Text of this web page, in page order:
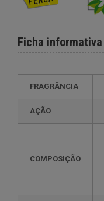
Ficha informativa
FRAGRÂNCIA
AÇÃO
COMPOSIÇÃO